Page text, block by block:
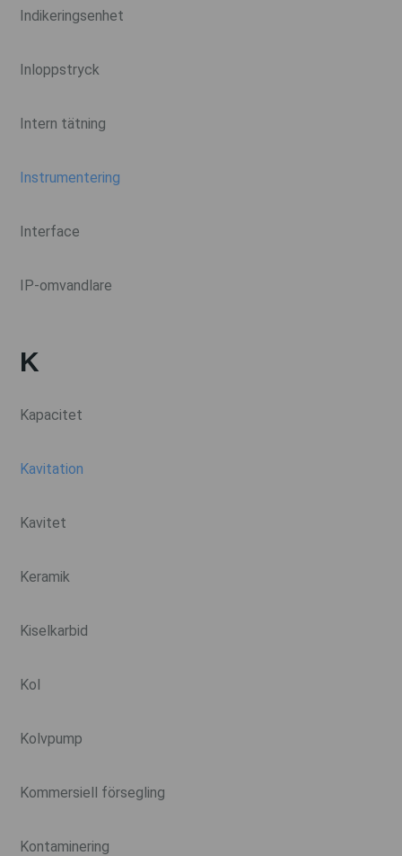
Indikeringsenhet
Inloppstryck
Intern tätning
Instrumentering
Interface
IP-omvandlare
K
Kapacitet
Kavitation
Kavitet
Keramik
Kiselkarbid
Kol
Kolvpump
Kommersiell försegling
Kontaminering